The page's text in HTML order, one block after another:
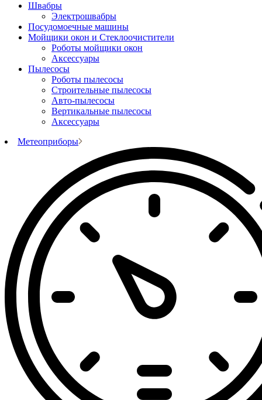
Швабры
Электрошвабры
Посудомоечные машины
Мойщики окон и Стеклоочистители
Роботы мойщики окон
Аксессуары
Пылесосы
Роботы пылесосы
Строительные пылесосы
Авто-пылесосы
Вертикальные пылесосы
Аксессуары
Метеоприборы